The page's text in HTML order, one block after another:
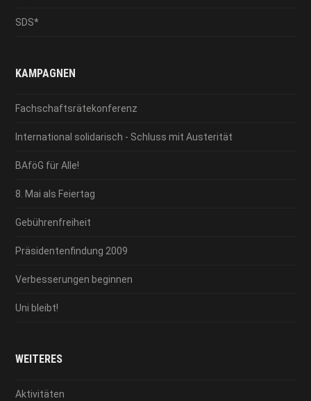
SDS*
KAMPAGNEN
Fachschaftsrätekonferenz
International solidarisch - Schluss mit Austerität
BAföG für Alle!
8. Mai als Feiertag
Gebührenfreiheit
Präsidentenfindung 2009
Verbesserungen beginnen
Uni bleibt!
WEITERES
Aktivitäten